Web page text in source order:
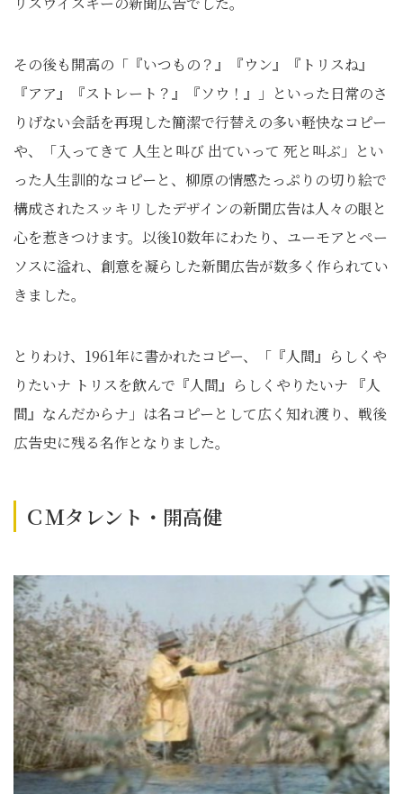
その後も開高の「『いつもの？』『ウン』『トリスね』
『アア』『ストレート？』『ソウ！』」といった日常のさ
りげない会話を再現した簡潔で行替えの多い軽快なコピー
や、「入ってきて 人生と叫び 出ていって 死と叫ぶ」とい
った人生訓的なコピーと、柳原の情感たっぷりの切り絵で
構成されたスッキリしたデザインの新聞広告は人々の眼と
心を惹きつけます。以後10数年にわたり、ユーモアとペー
ソスに溢れ、創意を凝らした新聞広告が数多く作られてい
きました。
とりわけ、1961年に書かれたコピー、「『人間』らしくや
りたいナ トリスを飲んで『人間』らしくやりたいナ 『人
間』なんだからナ」は名コピーとして広く知れ渡り、戦後
広告史に残る名作となりました。
ＣＭタレント・開高健